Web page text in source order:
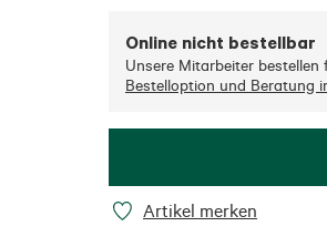
Online nicht bestellbar
Unsere Mitarbeiter bestellen
Bestelloption und Beratung
Artikel merken